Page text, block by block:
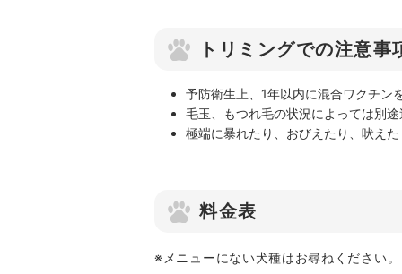
トリミングでの注意事
予防衛生上、1年以内に混合ワクチン
毛玉、もつれ毛の状況によっては別
極端に暴れたり、おびえたり、吠え
料金表
※メニューにない犬種はお尋ねください。